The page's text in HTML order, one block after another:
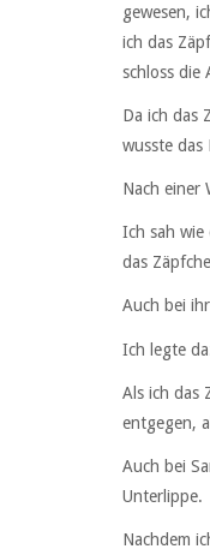
gewesen,
ich das
schloss die
Da ich das
wusste das
Nach einer
Ich sah wie
das
Auch bei
Ich legte
Als ich das
entgegen,
Auch bei
Unterlippe.
Nachdem